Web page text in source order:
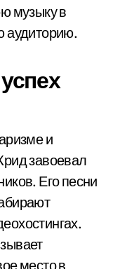
музыку в
аудиторию.
и
завоевал
Его песни
место в